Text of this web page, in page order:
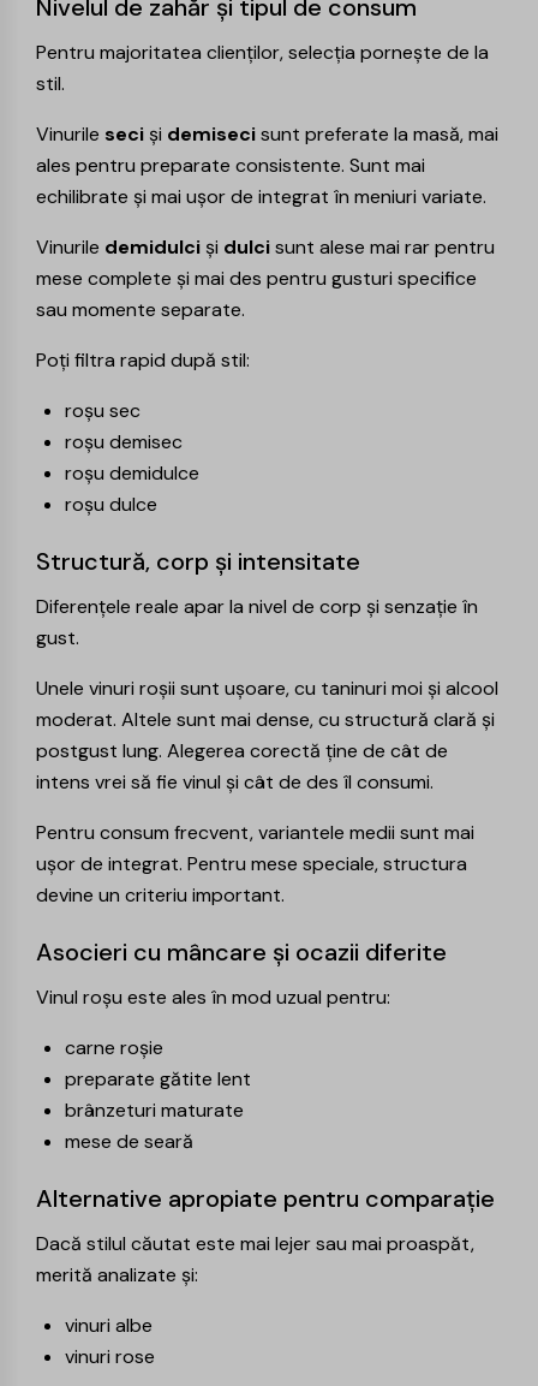
Nivelul de zahăr și tipul de consum
Pentru majoritatea clienților, selecția pornește de la
stil.
Vinurile seciși demisecisunt preferate la masă, mai
ales pentru preparate consistente. Sunt mai
echilibrate și mai ușor de integrat în meniuri variate.
Vinurile demidulciși dulcisunt alese mai rar pentru
mese complete și mai des pentru gusturi specifice
sau momente separate.
Poți filtra rapid după stil:
roșu sec
roșu demisec
roșu demidulce
roșu dulce
Structură, corp și intensitate
Diferențele reale apar la nivel de corp și senzație în
gust.
Unele vinuri roșii sunt ușoare, cu taninuri moi și alcool
moderat. Altele sunt mai dense, cu structură clară și
postgust lung. Alegerea corectă ține de cât de
intens vrei să fie vinul și cât de des îl consumi.
Pentru consum frecvent, variantele medii sunt mai
ușor de integrat. Pentru mese speciale, structura
devine un criteriu important.
Asocieri cu mâncare și ocazii diferite
Vinul roșu este ales în mod uzual pentru:
carne roșie
preparate gătite lent
brânzeturi maturate
mese de seară
Alternative apropiate pentru comparație
Dacă stilul căutat este mai lejer sau mai proaspăt,
merită analizate și:
vinuri albe
vinuri rose